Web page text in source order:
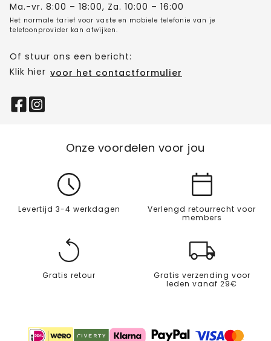
Ma.-vr. 8:00 – 18:00, Za. 10:00 – 16:00
Het normale tarief voor vaste en mobiele telefonie van je
telefoonprovider kan afwijken.
Of stuur ons een bericht:
Klik hier voor het contactformulier
Onze voordelen voor jou
Levertijd 3-4 werkdagen
Verlengd retourrecht voor
members
Gratis retour
Gratis verzending voor
leden vanaf 29€